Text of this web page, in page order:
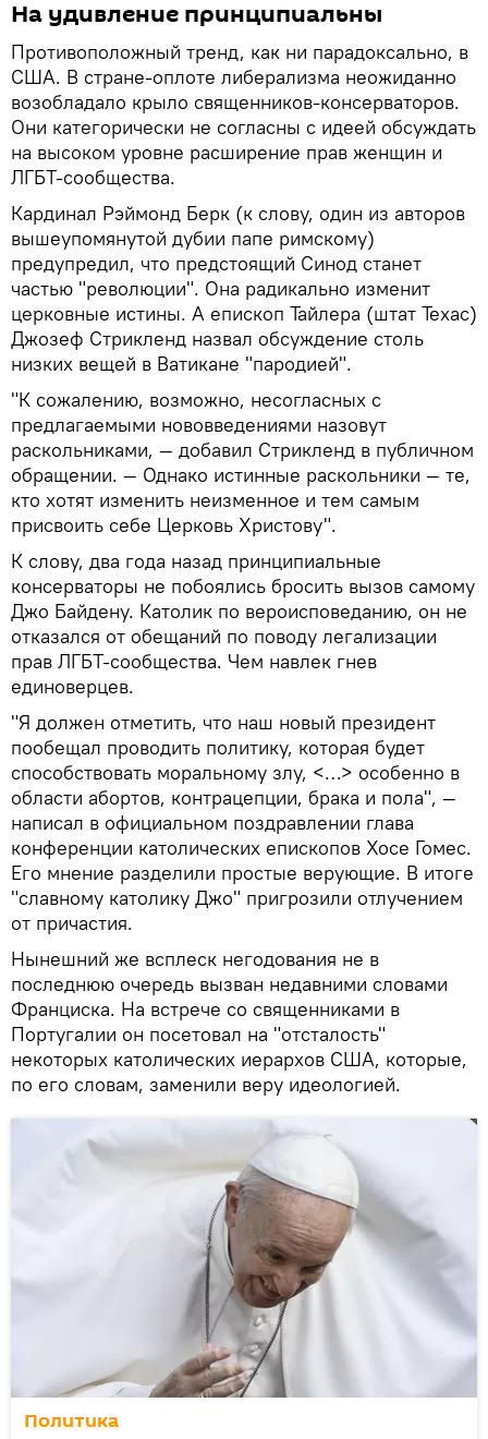
На удивление принципиальны
Противоположный тренд, как ни парадоксально, в
США. В стране-оплоте либерализма неожиданно
возобладало крыло священников-консерваторов.
Они категорически не согласны с идеей обсуждать
на высоком уровне расширение прав женщин и
ЛГБТ-сообщества.
Кардинал Рэймонд Берк (к слову, один из авторов
вышеупомянутой дубии папе римскому)
предупредил, что предстоящий Cинод станет
частью "революции". Она радикально изменит
церковные истины. А епископ Тайлера (штат Техас)
Джозеф Стрикленд назвал обсуждение столь
низких вещей в Ватикане "пародией".
"К сожалению, возможно, несогласных с
предлагаемыми нововведениями назовут
раскольниками, — добавил Стрикленд в публичном
обращении. — Однако истинные раскольники — те,
кто хотят изменить неизменное и тем самым
присвоить себе Церковь Христову".
К слову, два года назад принципиальные
консерваторы не побоялись бросить вызов самому
Джо Байдену. Католик по вероисповеданию, он не
отказался от обещаний по поводу легализации
прав ЛГБТ-сообщества. Чем навлек гнев
единоверцев.
"Я должен отметить, что наш новый президент
пообещал проводить политику, которая будет
способствовать моральному злу, <…> особенно в
области абортов, контрацепции, брака и пола", —
написал в официальном поздравлении глава
конференции католических епископов Хосе Гомес.
Его мнение разделили простые верующие. В итоге
"славному католику Джо" пригрозили отлучением
от причастия.
Нынешний же всплеск негодования не в
последнюю очередь вызван недавними словами
Франциска. На встрече со священниками в
Португалии он посетовал на "отсталость"
некоторых католических иерархов США, которые,
по его словам, заменили веру идеологией.
Политика